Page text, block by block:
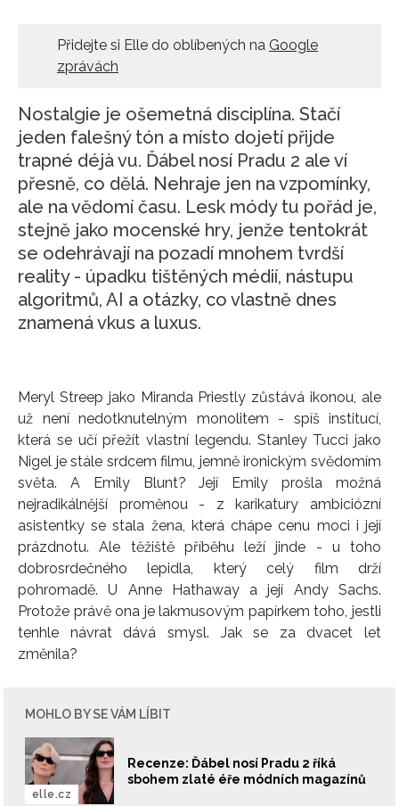
Přidejte si Elle do oblíbených na Google
zprávách
Nostalgie je ošemetná disciplína. Stačí
jeden falešný tón a místo dojetí přijde
trapné déjà vu. Ďábel nosí Pradu 2 ale ví
přesně, co dělá. Nehraje jen na vzpomínky,
ale na vědomí času. Lesk módy tu pořád je,
stejně jako mocenské hry, jenže tentokrát
se odehrávají na pozadí mnohem tvrdší
reality - úpadku tištěných médií, nástupu
algoritmů, AI a otázky, co vlastně dnes
znamená vkus a luxus.
Meryl Streep jako Miranda Priestly zůstává ikonou, ale
už není nedotknutelným monolitem - spíš institucí,
která se učí přežít vlastní legendu. Stanley Tucci jako
Nigel je stále srdcem filmu, jemně ironickým svědomím
světa. A Emily Blunt? Její Emily prošla možná
nejradikálnější proměnou - z karikatury ambiciózní
asistentky se stala žena, která chápe cenu moci i její
prázdnotu. Ale těžiště příběhu leží jinde - u toho
dobrosrdečného lepidla, který celý film drží
pohromadě. U Anne Hathaway a její Andy Sachs.
Protože právě ona je lakmusovým papírkem toho, jestli
tenhle návrat dává smysl. Jak se za dvacet let
změnila?
MOHLO BY SE VÁM LÍBIT
Recenze: Ďábel nosí Pradu 2 říká
sbohem zlaté éře módních magazínů
elle.cz